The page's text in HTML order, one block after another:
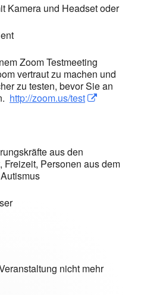
Kamera und Headset oder
Zoom Testmeeting
vertraut zu machen und
zu testen, bevor Sie an
http://zoom.us/testIn neuem
aus den
Personen aus dem
nicht mehr